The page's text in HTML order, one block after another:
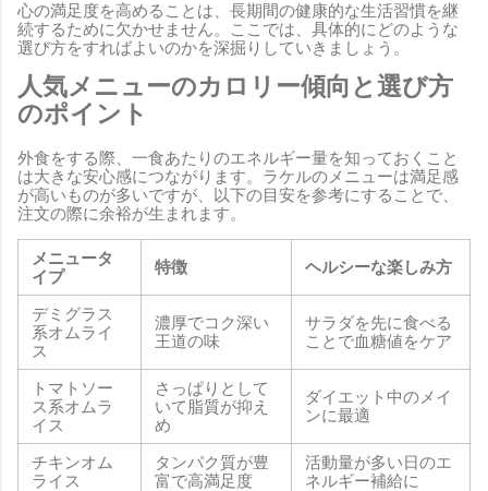
心の満足度を高めることは、長期間の健康的な生活習慣を継
続するために欠かせません。ここでは、具体的にどのような
選び方をすればよいのかを深掘りしていきましょう。
人気メニューのカロリー傾向と選び方
のポイント
外食をする際、一食あたりのエネルギー量を知っておくこと
は大きな安心感につながります。ラケルのメニューは満足感
が高いものが多いですが、以下の目安を参考にすることで、
注文の際に余裕が生まれます。
メニュータ
イプ
特徴 ヘルシーな楽しみ方
デミグラス
系オムライ
ス
濃厚でコク深い
王道の味
サラダを先に食べる
ことで血糖値をケア
トマトソー
ス系オムラ
イス
さっぱりとして
いて脂質が抑え
め
ダイエット中のメイ
ンに最適
チキンオム
ライス
タンパク質が豊
富で高満足度
活動量が多い日のエ
ネルギー補給に